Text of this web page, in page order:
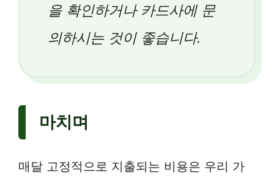
을 확인하거나 카드사에 문
의하시는 것이 좋습니다.
마치며
매달 고정적으로 지출되는 비용은 우리 가